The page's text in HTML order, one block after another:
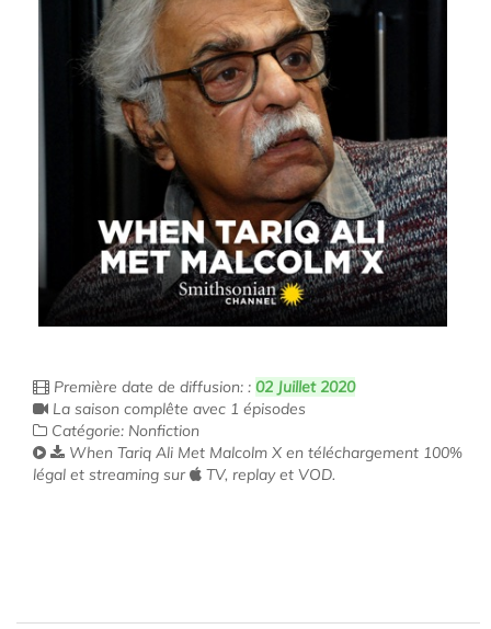
Première date de diffusion: : 02 Juillet 2020
La saison complête avec 1 épisodes
Catégorie: Nonfiction
When Tariq Ali Met Malcolm X en téléchargement 100%
légal et streaming sur
TV, replay et VOD.